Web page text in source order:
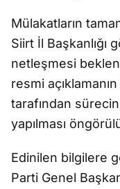
Mülakatların
Siirt İl Başkanlığı
netleşmesi
resmi
tarafından sürecin
yapılması
Edinilen bilgilere
Parti Genel